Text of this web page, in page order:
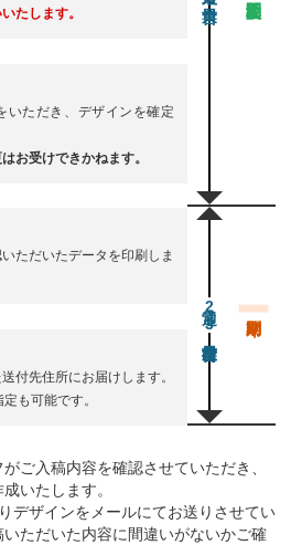
たします。
いただき、デザインを確定
お受けできかねます。
ただいたデータを印刷しま
付先住所にお届けします。
も可能です。
通常23営業日後出荷
ご入稿内容を確認させていただき、
いたします。
デザインをメールにてお送りさせてい
ただいた内容に間違いがないかご確